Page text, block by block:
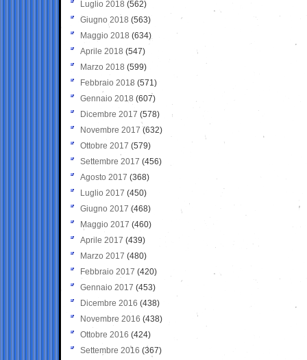
Luglio 2018 (562)
Giugno 2018 (563)
Maggio 2018 (634)
Aprile 2018 (547)
Marzo 2018 (599)
Febbraio 2018 (571)
Gennaio 2018 (607)
Dicembre 2017 (578)
Novembre 2017 (632)
Ottobre 2017 (579)
Settembre 2017 (456)
Agosto 2017 (368)
Luglio 2017 (450)
Giugno 2017 (468)
Maggio 2017 (460)
Aprile 2017 (439)
Marzo 2017 (480)
Febbraio 2017 (420)
Gennaio 2017 (453)
Dicembre 2016 (438)
Novembre 2016 (438)
Ottobre 2016 (424)
Settembre 2016 (367)